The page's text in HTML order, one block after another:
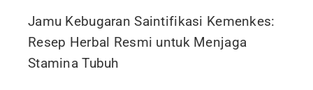
Jamu Kebugaran Saintifikasi Kemenkes:
Resep Herbal Resmi untuk Menjaga
Stamina Tubuh